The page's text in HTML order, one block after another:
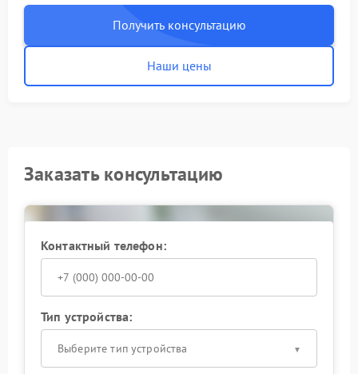
Получить консультацию
Наши цены
Заказать консультацию
Контактный телефон:
Тип устройства:
Выберите тип устройства